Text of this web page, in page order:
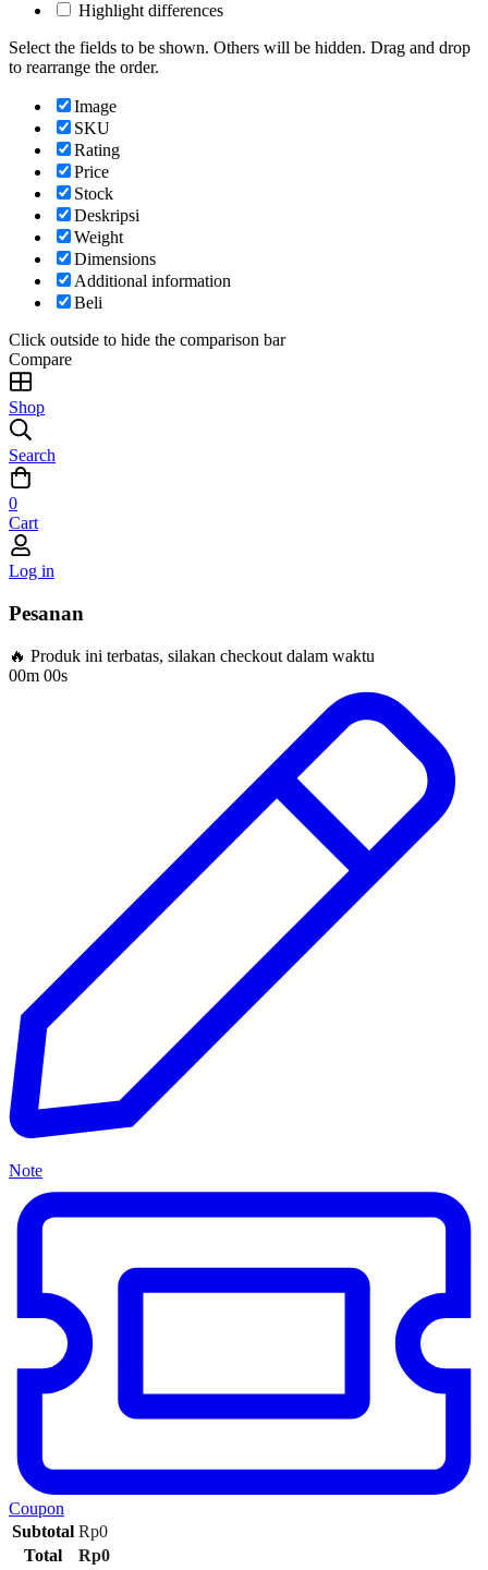
Highlight differences
Select the fields to be shown. Others will be hidden. Drag and drop
to rearrange the order.
Image
SKU
Rating
Price
Stock
Deskripsi
Weight
Dimensions
Additional information
Beli
Click outside to hide the comparison bar
Compare
Shop
Search
0
Cart
Log in
Pesanan
🔥 Produk ini terbatas, silakan checkout dalam waktu
00m 00s
Note
Coupon
Subtotal Rp0
Total
Rp0